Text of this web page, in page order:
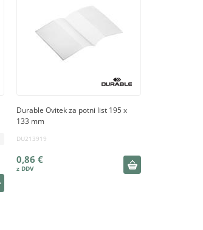
Durable Ovitek za potni list 195 x
133 mm
DU213919
0,86 €